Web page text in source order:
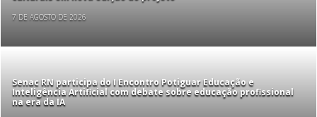
7 DE AGOSTO DE 2026
Senac RN participa do I Encontro Potiguar Educação e
Inteligência Artificial com debate sobre educação profissional
na era da IA